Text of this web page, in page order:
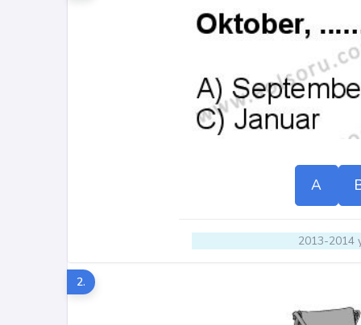
A
2013-2014
2.